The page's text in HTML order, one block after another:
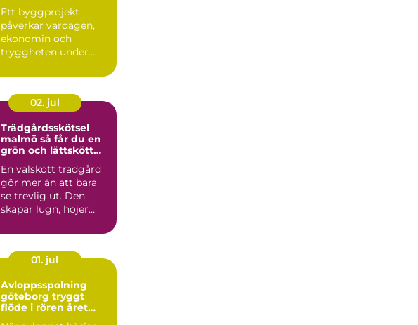
Ett byggprojekt
påverkar vardagen,
ekonomin och
tryggheten under
Därför spelar vale...
02. jul
Trädgårdsskötsel
malmö så får du en
grön och lättskött
En välskött trädgård
gör mer än att bara
se trevlig ut. Den
skapar lugn, höjer
oc...
01. jul
Avloppsspolning
göteborg tryggt
flöde i rören året